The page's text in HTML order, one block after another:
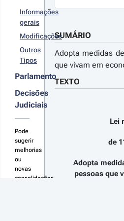
janeiro,
Lei
42/91, de
Informações
gerais
Modificações
Outros
Tipos
Parlamento
Decisões
Judiciais
Pode
sugerir
melhorias
ou
novas
consolidações
SUMÁRIO
Adopta medidas
que vivam em
TEXTO
Lei
de
Adopta
pessoas que